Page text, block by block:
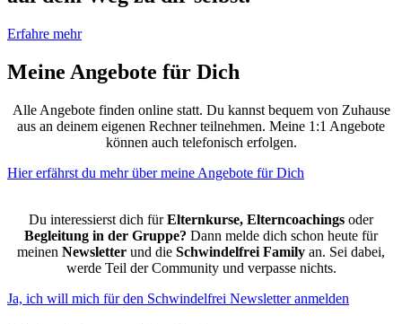
Erfahre mehr
Meine Angebote für Dich
Alle Angebote finden online statt. Du kannst bequem von Zuhause
aus an deinem eigenen Rechner teilnehmen. Meine 1:1 Angebote
können auch telefonisch erfolgen.
Hier erfährst du mehr über meine Angebote für Dich
Du interessierst dich fürElternkurse, Elterncoachings oder
Begleitung in der Gruppe? Dann melde dich schon heute für
meinen Newsletter und die Schwindelfrei Family an. Sei dabei,
werde Teil der Community und verpasse nichts.
Ja, ich will mich für den Schwindelfrei Newsletter anmelden